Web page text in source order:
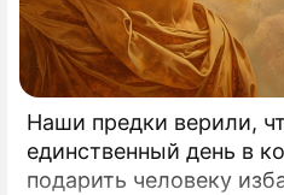
Наши предки верили,
единственный день в
подарить человеку